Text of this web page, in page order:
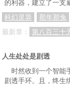
的利器，建立了一支
科幻灵异
那年那兔
最新章：
第八百三十
人生处处是剧透
时然收到一个智能
剧透手环。且，终生